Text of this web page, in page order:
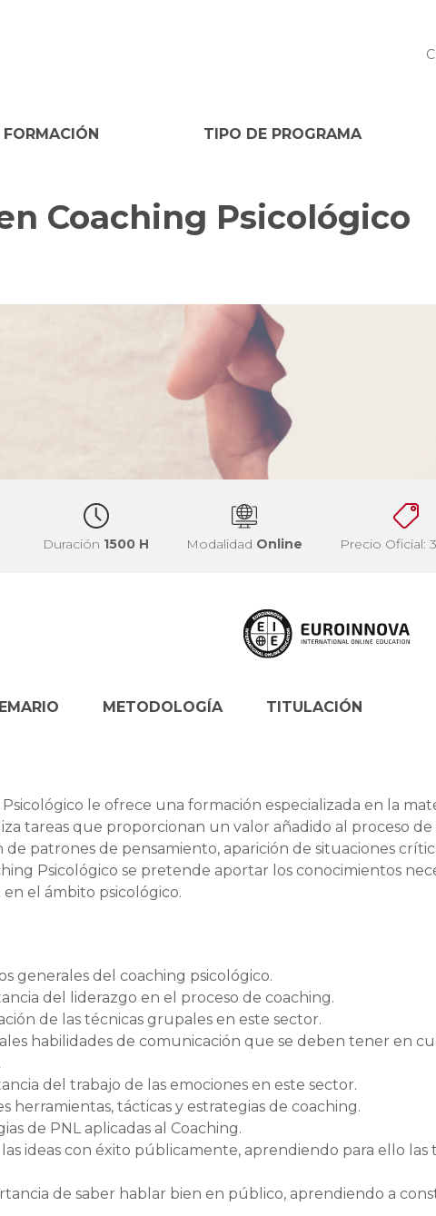
FORMACIÓN TIPO DE PROGRAMA
Coaching Psicológico
Duración 1500 H Modalidad Online Precio Oficial:
le ofrece una formación especializada en la
tareas que proporcionan un valor añadido al proceso de
patrones de pensamiento, aparición de situaciones
Psicológico se pretende aportar los conocimientos
el ámbito psicológico.
generales del coaching psicológico.
del liderazgo en el proceso de coaching.
de las técnicas grupales en este sector.
habilidades de comunicación que se deben tener en
del trabajo de las emociones en este sector.
herramientas, tácticas y estrategias de coaching.
de PNL aplicadas al Coaching.
ideas con éxito públicamente, aprendiendo para ello las
de saber hablar bien en público, aprendiendo a
METODOLOGÍA TITULACIÓN